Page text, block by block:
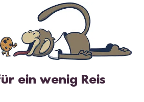
ein wenig Reis